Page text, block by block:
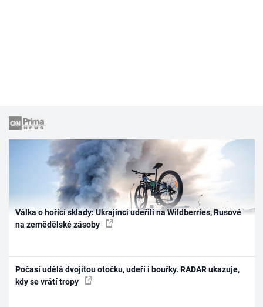
Válka o hořící sklady: Ukrajinci udeřili na Wildberries, Rusové
na zemědělské zásoby
Počasí udělá dvojitou otočku, udeří i bouřky. RADAR ukazuje,
kdy se vrátí tropy